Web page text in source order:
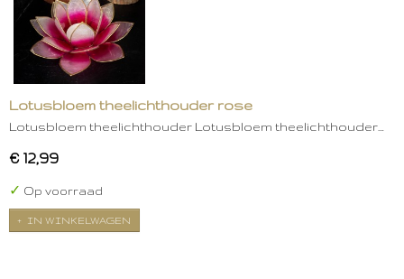
Lotusbloem theelichthouder rose
Lotusbloem theelichthouder Lotusbloem theelichthouder…
€ 12,99
✓ Op voorraad
IN WINKELWAGEN